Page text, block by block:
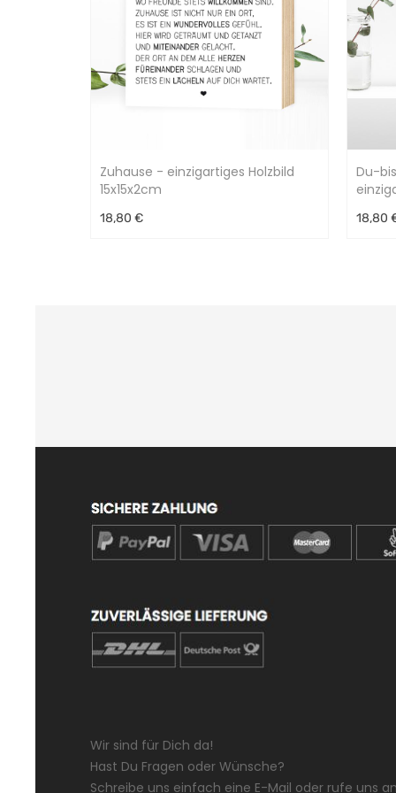
Zuhause - einzigartiges Holzbild
15x15x2cm
18,80 €
Du-
18,80
Wir sind für Dich da!
Hast Du Fragen oder Wünsche?
Schreibe uns einfach eine E-Mail oder rufe uns